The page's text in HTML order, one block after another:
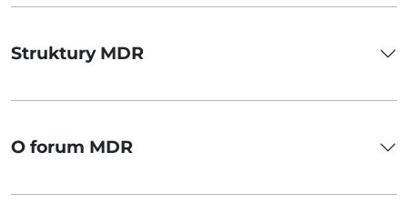
Struktury MDR
O forum MDR